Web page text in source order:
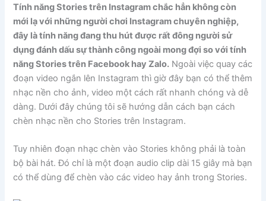
Tính năng Stories trên Instagram chắc hẳn không còn
mới lạ với những người chơi Instagram chuyên nghiệp,
đây là tính năng đang thu hút được rất đông người sử
dụng đánh dấu sự thành công ngoài mong đợi so với tính
năng Stories trên Facebook hay Zalo. Ngoài việc quay các
đoạn video ngắn lên Instagram thì giờ đây bạn có thể thêm
nhạc nền cho ảnh, video một cách rất nhanh chóng và dễ
dàng. Dưới đây chúng tôi sẽ hướng dẫn cách bạn cách
chèn nhạc nền cho Stories trên Instagram.
Tuy nhiên đoạn nhạc chèn vào Stories không phải là toàn
bộ bài hát. Đó chỉ là một đoạn audio clip dài 15 giây mà bạn
có thể dùng để chèn vào các video hay ảnh trong Stories.